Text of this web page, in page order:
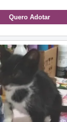
Quero Adotar